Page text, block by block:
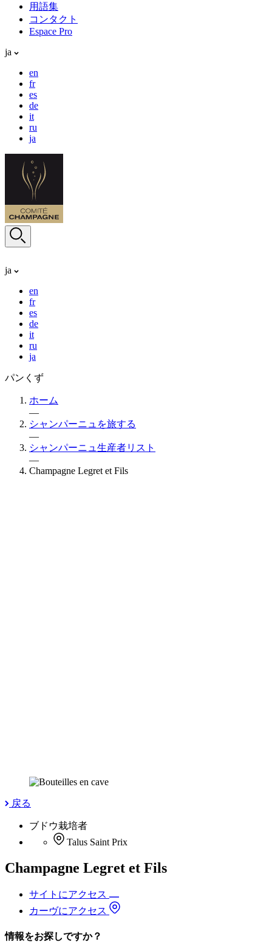
用語集
コンタクト
Espace Pro
ja
en
fr
es
de
it
ru
ja
ja
en
fr
es
de
it
ru
ja
パンくず
ホーム
—
シャンパーニュを旅する
—
シャンパーニュ生産者リスト
—
Champagne Legret et Fils
戻る
ブドウ栽培者
Talus Saint Prix
Champagne Legret et Fils
サイトにアクセス
カーヴにアクセス
情報をお探しですか？